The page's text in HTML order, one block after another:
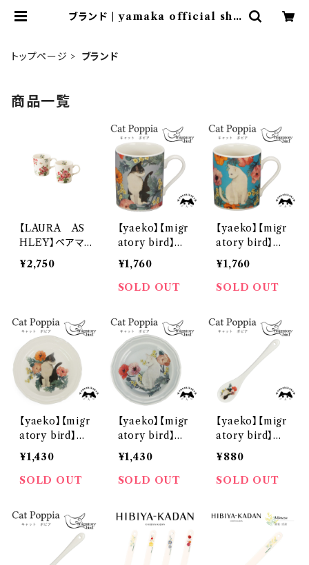
ブランド | yamaka official sho
トップページ ブランド
商品一覧
【LAURA AS
HLEY】ペアマ
グセット【LA40】
LA40-13
¥2,750
【yaeko】【migr
atory bird】マ
グ（ハチワレ）【M
IG10】MIG11-1
1
¥1,760
SOLD OUT
【yaeko】【migr
atory bird】マ
グ（白猫）【MIG
10】MIG12-11
¥1,760
SOLD OUT
【yaeko】【migr
atory bird】ア
ンティークプレ
ート（ハチワレ）
【MIG10】MIG1
¥1,430
SOLD OUT
【yaeko】【migr
atory bird】ア
ンティークプレ
ート（白猫）【MI
G10】MIG12-3
¥1,430
SOLD OUT
【yaeko】【migr
atory bird】陶
製スプーン（ハチ
MIG11-850T
¥880
SOLD OUT